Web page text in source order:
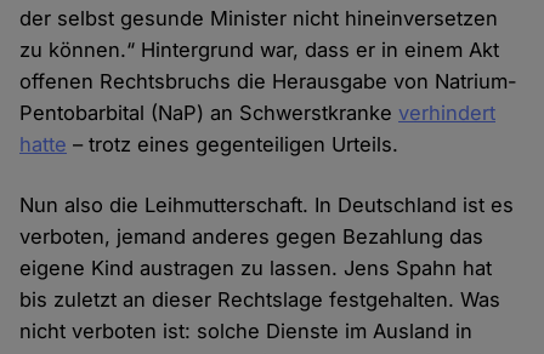
der selbst gesunde Minister nicht hineinversetzen
zu können.“ Hintergrund war, dass er in einem Akt
offenen Rechtsbruchs die Herausgabe von Natrium-
Pentobarbital (NaP) an Schwerstkrankeverhindert
hatte – trotz eines gegenteiligen Urteils.
Nun also die Leihmutterschaft. In Deutschland ist es
verboten, jemand anderes gegen Bezahlung das
eigene Kind austragen zu lassen. Jens Spahn hat
bis zuletzt an dieser Rechtslage festgehalten. Was
nicht verboten ist: solche Dienste im Ausland in